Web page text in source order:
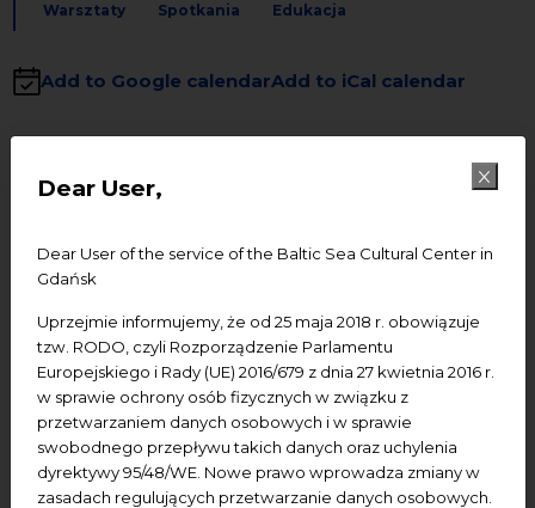
Dear User,
Dear User of the service of the Baltic Sea Cultural Center in
Gdańsk
Uprzejmie informujemy, że od 25 maja 2018 r. obowiązuje
tzw. RODO, czyli Rozporządzenie Parlamentu
Europejskiego i Rady (UE) 2016/679 z dnia 27 kwietnia 2016 r.
w sprawie ochrony osób fizycznych w związku z
przetwarzaniem danych osobowych i w sprawie
swobodnego przepływu takich danych oraz uchylenia
dyrektywy 95/48/WE. Nowe prawo wprowadza zmiany w
zasadach regulujących przetwarzanie danych osobowych.
Warsztaty Spotkania Edukacja
Add to Google calendarAdd to iCal calendar
dzięki niej tekst, któremu towarzyszy jest pełny i jasny,
polega jej fenomen? O tym przekonamy się m. in. na
Ilustratorów, Stasysa Eidrigevičiusa, wybitnego artysty o
litewskich korzeniach.
Bałtyckie Spotkania Ilustratorów to projekt, który nie
tylko prezentuje dokonania znakomitych ilustratorów,
ale też pozwala w teorii (spotkania) i praktyce
(warsztaty) zgłębiać tajniki ich pracy. Jest także okazją do